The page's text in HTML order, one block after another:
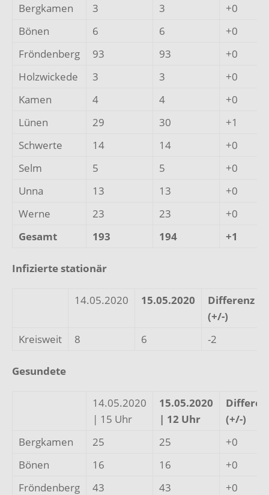
Bergkamen
3 3
+0
Bönen
6 6
+0
Fröndenberg
93 93
+0
Holzwickede
3 3
+0
Kamen
4 4
+0
Lünen
29 30
+1
Schwerte
14 14
+0
Selm
5 5
+0
Unna
13 13
+0
Werne
23 23
+0
Gesamt
193 194 +1
Infizierte stationär
14.05.2020 15.05.2020
Differenz
(+/-)
Kreisweit
8 6 -2
Gesundete
14.05.2020
| 15 Uhr
15.05.2020
| 12 Uhr
(+/-)
Bergkamen
25 25
+0
Bönen
16 16
+0
Fröndenberg
43 43
+0